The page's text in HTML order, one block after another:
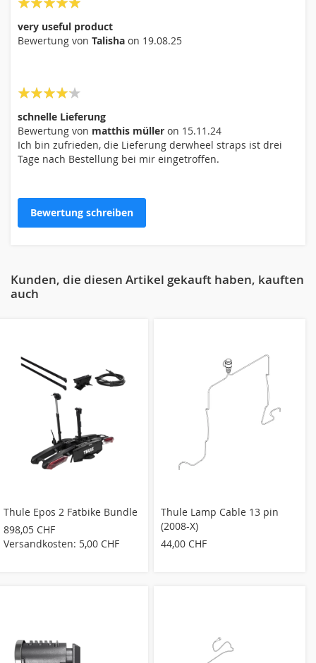
Bewertung abschicken
very useful product
Bewertung von Talisha on 19.08.25
schnelle Lieferung
Bewertung von matthis müller on 15.11.24
Ich bin zufrieden, die Lieferung derwheel straps ist drei
Tage nach Bestellung bei mir eingetroffen.
Bewertung schreiben
Kunden, die diesen Artikel gekauft haben, kauften
auch
Thule Epos 2 Fatbike Bundle
898,05 CHF
Versandkosten: 5,00 CHF
Thule Lamp Cable 13 pin
(2008-X)
44,00 CHF